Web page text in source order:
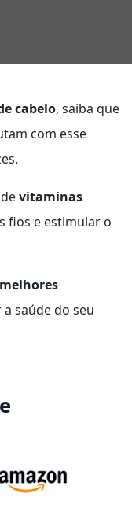
cabelo, saiba que
com esse
vitaminas
fios e estimular o
saúde do seu